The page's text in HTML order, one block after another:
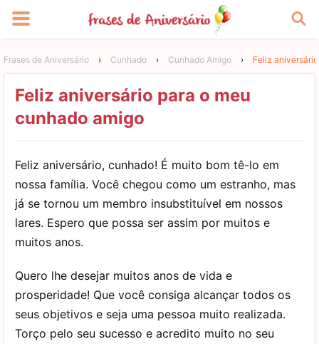
Frases de Aniversário › Cunhado › Cunhado Amigo › Feliz
Feliz aniversário para o meu
cunhado amigo
Feliz aniversário, cunhado! É muito bom tê-lo em
nossa família. Você chegou como um estranho, mas
já se tornou um membro insubstituível em nossos
lares. Espero que possa ser assim por muitos e
muitos anos.
Quero lhe desejar muitos anos de vida e
prosperidade! Que você consiga alcançar todos os
seus objetivos e seja uma pessoa muito realizada.
Torço pelo seu sucesso e acredito muito no seu